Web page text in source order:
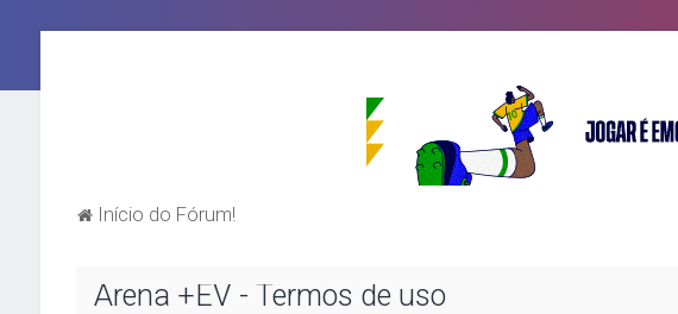
Início do Fórum!
Arena +EV - Termos de uso